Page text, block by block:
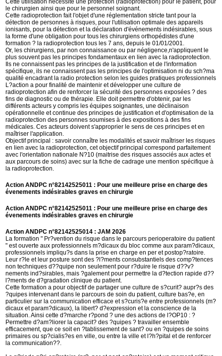
Cette utilisation nécessite une protection (radioprotection) pour le patient, pour
le chirurgien ainsi que pour le personnel soignant.
Cette radioprotection fait l'objet d'une réglementation stricte tant pour la
détection de personnes à risques, pour l'utilisation optimale des appareils
ionisants, pour la détection et la déclaration d'événements indésirables, sous
la forme d'une obligation pour tous les chirurgiens orthopédistes d'une
formation ? la radioprotection tous les 7 ans, depuis le 01/01/2001.
Or, les chirurgiens, par non connaissance ou par négligence,n'appliquent le
plus souvent pas les principes fondamentaux en lien avec la radioprotection.
Ils ne connaissent pas les principes de la justification et de l'information
spécifique, ils ne connaissent pas les principes de l'optimisation ni du sch?ma
qualité encadrant la radio protection selon les guides pratiques professionnels
L?action a pour finalité de maintenir et développer une culture de
radioprotection afin de renforcer la sécurité des personnes exposées ? des
fins de diagnostic ou de thérapie. Elle doit permettre d'obtenir, par les
différents acteurs y compris les équipes soignantes, une déclinaison
opérationnelle et continue des principes de justification et d'optimisation de la
radioprotection des personnes soumises à des expositions à des fins
médicales. Ces acteurs doivent s'approprier le sens de ces principes et en
maîtriser l'application.
Objectif principal : savoir connaître les modalités et savoir maîtriser les risques
en lien avec la radioprotection, cet objectif principal correspond parfaitement
avec l'orientation nationale N?10 (maitrise des risques associés aux actes et
aux parcours de soins) avec sur la fiche de cadrage une mention spécifique à
la radioprotection.
Action ANDPC n°82142525011 : Pour une meilleure prise en charge des
évenements indésirables graves en chirurgie
Action ANDPC n°82142525011 : Pour une meilleure prise en charge des
évenements indésirables graves en chirurgie
Action ANDPC n°82142525014 : JAM 2026
La formation " Pr?vention du risque dans le parcours perioperatoire du patient
" est ouverte aux professionnels m?dicaux du bloc comme aux param?dicaux,
professionnels impliqu?s dans la prise en charge en per et postop?ratoire.
Leur r?le et leur posture sont des ?l?ments consubstantiels des comp?tences
non techniques d??quipe non seulement pour r?duire le risque d??v?
nements ind?sirables, mais ?galement pour permettre la d?tection rapide d??
l?ments de d?gradation clinique du patient.
Cette formation a pour objectif de partager une culture de s?curit? aupr?s des
?quipes intervenant dans le parcours de soin du patient, culture bas?e, en
particulier sur la communication efficace et s?curis?e entre professionnels (m?
dicaux et param?dicaux), la libert? d?expression et la conscience de la
situation. Ainsi cette d?marche r?pond ? une des actions de l?OP10 : ?
Permettre d?am?liorer la capacit? des ?quipes ? travailler ensemble
efficacement, que ce soit en ?tablissement de sant? ou en ?quipes de soins
primaires ou sp?cialis?es en ville, ou entre la ville et l?h?pital et de renforcer
la communication??.